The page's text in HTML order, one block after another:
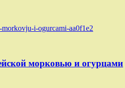
морковью и огурцами